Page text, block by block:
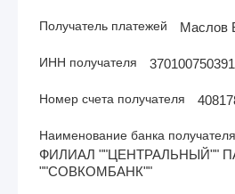
Получатель платежей Маслов
ИНН получателя 370100750391
Номер счета получателя
Наименование банка получателя
ФИЛИАЛ ""ЦЕНТРАЛЬНЫЙ""
""СОВКОМБАНК""